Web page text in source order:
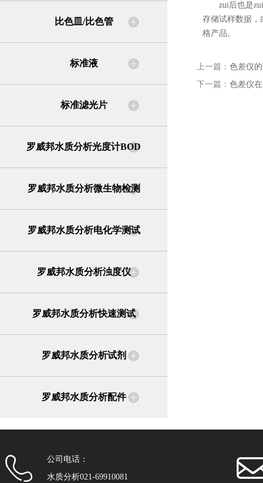
比色皿/比色管
标准液
标准滤光片
罗威邦水质分析光度计BOD
罗威邦水质分析微生物检测
罗威邦水质分析电化学测试
罗威邦水质分析浊度仪
罗威邦水质分析快速测试
罗威邦水质分析试剂
罗威邦水质分析配件
zui后也是zui
存储试样数据，
格产品。
上一篇： 色差仪
下一篇： 色差仪
公司电话：
水质分析021-69910081